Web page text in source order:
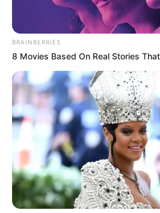
BRAINBERRIES
8 Movies Based On Real Stories